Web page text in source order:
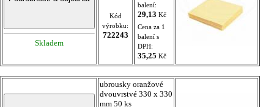
Skladem
Kód
výrobku:
722243
balení:
29,13 Kč
Cena za 1
balení s
DPH:
35,25 Kč
ubrousky oranžové
dvouvrstvé 330 x 330
mm 50 ks